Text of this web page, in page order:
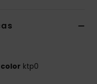
ktp0